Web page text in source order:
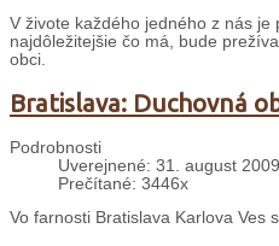
V živote každého jedného z nás
najdôležitejšie čo má, bude
obci.
Bratislava: Duchovná
Podrobnosti
Uverejnené: 31. august 2009
Prečítané: 3446x
Vo farnosti Bratislava Karlova Ves